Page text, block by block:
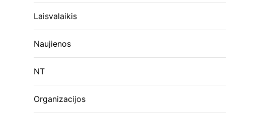
Laisvalaikis
Naujienos
NT
Organizacijos